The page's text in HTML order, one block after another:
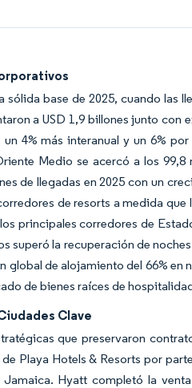
base de 2025, cuando las
a USD 1,9 billones junto con
4% más interanual y un 6%
Medio se acercó a los
de llegadas en 2025 con un
de resorts a medida que
principales corredores de
la recuperación de
de alojamiento del 66% en
de bienes raíces de
Clave
que preservaron
Playa Hotels & Resorts por
Hyatt completó la